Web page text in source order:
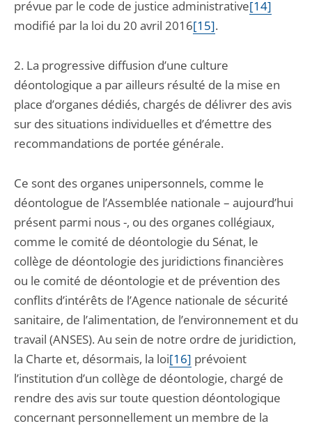
prévue par le code de justice administrative[14]
modifié par la loi du 20 avril 2016[15].
2. La progressive diffusion d’une culture
déontologique a par ailleurs résulté de la mise en
place d’organes dédiés, chargés de délivrer des avis
sur des situations individuelles et d’émettre des
recommandations de portée générale.
Ce sont des organes unipersonnels, comme le
déontologue de l’Assemblée nationale – aujourd’hui
présent parmi nous -, ou des organes collégiaux,
comme le comité de déontologie du Sénat, le
collège de déontologie des juridictions financières
ou le comité de déontologie et de prévention des
conflits d’intérêts de l’Agence nationale de sécurité
sanitaire, de l’alimentation, de l’environnement et du
travail (ANSES). Au sein de notre ordre de juridiction,
la Charte et, désormais, la loi[16] prévoient
l’institution d’un collège de déontologie, chargé de
rendre des avis sur toute question déontologique
concernant personnellement un membre de la